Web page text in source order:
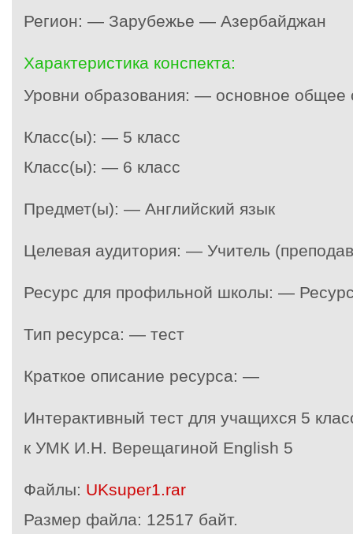
Регион: — Зарубежье — Азербайджан
Характеристика конспекта:
Уровни образования: — основное общее
Класс(ы): — 5 класс
Класс(ы): — 6 класс
Предмет(ы): — Английский язык
Целевая аудитория: — Учитель
Ресурс для профильной школы: —
Тип ресурса: — тест
Краткое описание ресурса: —
Интерактивный тест для учащихся 5
к УМК И.Н. Верещагиной English 5
Файлы: UKsuper1.rar
Размер файла: 12517 байт.